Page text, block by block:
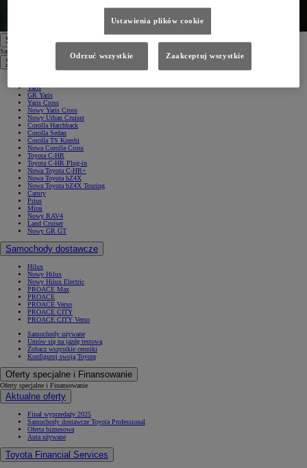
Samochody
Samochody
Samochody osobowe
Yaris
GR Yaris
Yaris Cross
Nowy Yaris Cross
Nowy Urban Cruiser
Corolla Hatchback
Corolla Sedan
Corolla TS Kombi
Nowa Corolla Cross
Toyota C-HR
Toyota C-HR Plug-in
Nowa Toyota C-HR+
Nowa Toyota bZ4X
Nowa Toyota bZ4X Touring
Camry
Prius
Mirai
Nowy RAV4
Land Cruiser
Nowy GR GT
Samochody dostawcze
Hilux
Nowy Hilux
Nowy Hilux Electric
PROACE Max
PROACE
PROACE Verso
PROACE CITY
PROACE CITY Verso
Samochody używane
Umów się na jazdę testową
Zobacz wszystkie cenniki
Konfiguruj swoją Toyotę
Oferty specjalne i Finansowanie
Oferty specjalne i Finansowanie
Aktualne oferty
Finał wyprzedaży 2025
Samochody dostawcze Toyota Professional
Oferta biznesowa
Auta używane
Toyota Financial Services
Ustawienia plików cookie
Odrzuć wszystkie Zaakceptuj wszystkie